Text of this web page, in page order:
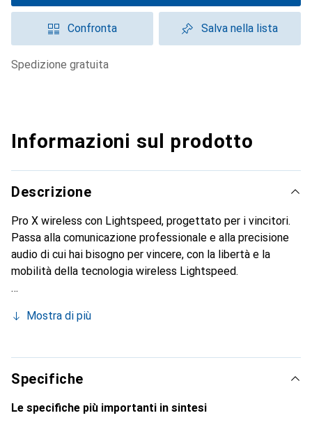
Confronta Salva nella lista
spedizione gratuita
Informazioni sul prodotto
Descrizione
Pro X wireless con Lightspeed, progettato per i vincitori.
Passa alla comunicazione professionale e alla precisione
audio di cui hai bisogno per vincere, con la libertà e la
mobilità della tecnologia wireless Lightspeed.
Mostra di più
Specifiche
Le specifiche più importanti in sintesi